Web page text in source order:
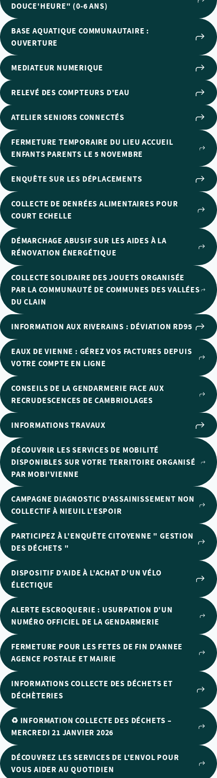
DOUCE'HEURE" (0-6 ANS)
BASE AQUATIQUE COMMUNAUTAIRE :
OUVERTURE
MEDIATEUR NUMERIQUE
RELEVÉ DES COMPTEURS D'EAU
ATELIER SENIORS CONNECTÉS
FERMETURE TEMPORAIRE DU LIEU ACCUEIL
ENFANTS PARENTS LE 5 NOVEMBRE
ENQUÊTE SUR LES DÉPLACEMENTS
COLLECTE DE DENRÉES ALIMENTAIRES POUR
COURT ECHELLE
DÉMARCHAGE ABUSIF SUR LES AIDES À LA
RÉNOVATION ÉNERGÉTIQUE
COLLECTE SOLIDAIRE DES JOUETS ORGANISÉE
PAR LA COMMUNAUTÉ DE COMMUNES DES VALLÉES
DU CLAIN
INFORMATION AUX RIVERAINS : DÉVIATION RD95
EAUX DE VIENNE : GÉREZ VOS FACTURES DEPUIS
VOTRE COMPTE EN LIGNE
CONSEILS DE LA GENDARMERIE FACE AUX
RECRUDESCENCES DE CAMBRIOLAGES
INFORMATIONS TRAVAUX
DÉCOUVRIR LES SERVICES DE MOBILITÉ
DISPONIBLES SUR VOTRE TERRITOIRE ORGANISÉ
PAR MOBI'VIENNE
CAMPAGNE DIAGNOSTIC D'ASSAINISSEMENT NON
COLLECTIF À NIEUIL L'ESPOIR
PARTICIPEZ À L'ENQUÊTE CITOYENNE " GESTION
DES DÉCHETS "
DISPOSITIF D'AIDE À L'ACHAT D'UN VÉLO
ÉLECTIQUE
ALERTE ESCROQUERIE : USURPATION D'UN
NUMÉRO OFFICIEL DE LA GENDARMERIE
FERMETURE POUR LES FETES DE FIN D'ANNEE
AGENCE POSTALE ET MAIRIE
INFORMATIONS COLLECTE DES DÉCHETS ET
DÉCHÈTERIES
♻️ INFORMATION COLLECTE DES DÉCHETS –
MERCREDI 21 JANVIER 2026
DÉCOUVREZ LES SERVICES DE L'ENVOL POUR
VOUS AIDER AU QUOTIDIEN